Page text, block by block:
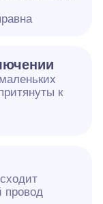
к
провод